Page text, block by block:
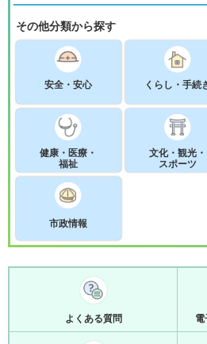
その他分類から探す
安全・安心 くらし・手続
健康・医療・
福祉
文化・観光・
スポーツ
市政情報
よくある質問 電